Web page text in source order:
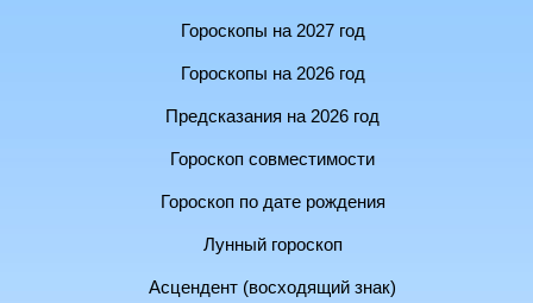
Гороскопы на 2027 год
Гороскопы на 2026 год
Предсказания на 2026 год
Гороскоп совместимости
Гороскоп по дате рождения
Лунный гороскоп
Асцендент (восходящий знак)